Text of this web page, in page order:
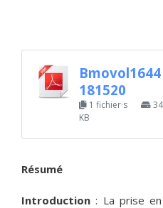
Bmovol1644
181520
1 fichier·s
KB
Résumé
Introduction : La prise